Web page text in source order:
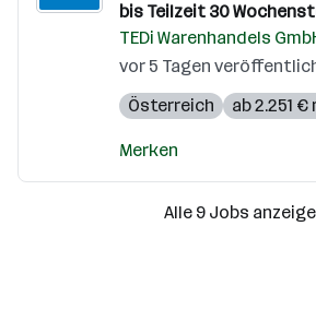
bis Teilzeit 30
TEDi Warenhandels
vor 5 Tagen
Österreich
ab 2.251
Merken
Alle 9 Jobs